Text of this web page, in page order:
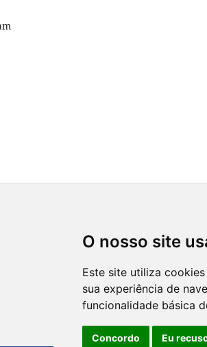
O nosso site
Este site utiliza
sua experiência de
funcionalidade básica
Concordo Eu